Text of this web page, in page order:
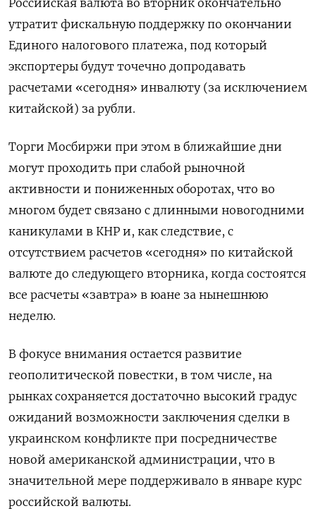
Российская валюта во вторник окончательно
утратит фискальную поддержку по окончании
Единого налогового платежа, под который
экспортеры будут точечно допродавать
расчетами «сегодня» инвалюту (за исключением
китайской) за рубли.
Торги Мосбиржи при этом в ближайшие дни
могут проходить при слабой рыночной
активности и пониженных оборотах, что во
многом будет связано с длинными новогодними
каникулами в КНР и, как следствие, с
отсутствием расчетов «сегодня» по китайской
валюте до следующего вторника, когда состоятся
все расчеты «завтра» в юане за нынешнюю
неделю.
В фокусе внимания остается развитие
геополитической повестки, в том числе, на
рынках сохраняется достаточно высокий градус
ожиданий возможности заключения сделки в
украинском конфликте при посредничестве
новой американской администрации, что в
значительной мере поддерживало в январе курс
российской валюты.